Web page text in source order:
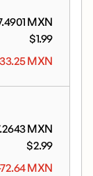
MXN
$1.99
MXN
MXN
$2.99
MXN